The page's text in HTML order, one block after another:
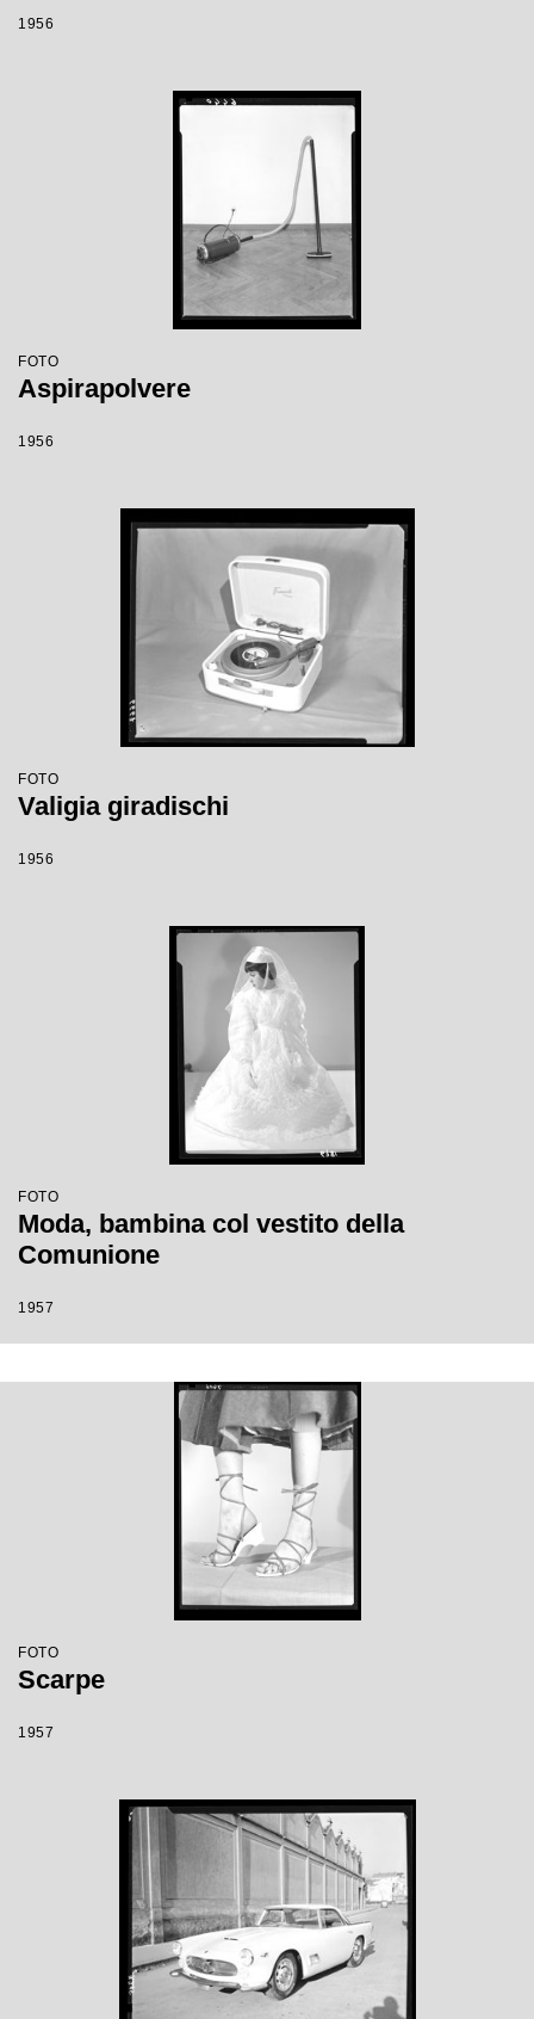
1956
FOTO
Aspirapolvere
1956
FOTO
Valigia giradischi
1956
FOTO
Moda, bambina col vestito della
Comunione
1957
FOTO
Scarpe
1957